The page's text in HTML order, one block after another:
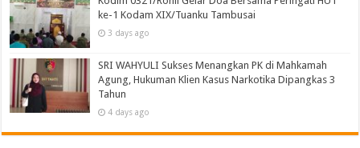
ke-1 Kodam XIX/Tuanku Tambusai
3 days ago
SRI WAHYULI Sukses Menangkan PK di Mahkamah
Agung, Hukuman Klien Kasus Narkotika Dipangkas 3
Tahun
4 days ago